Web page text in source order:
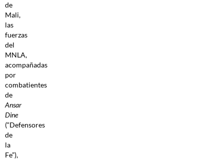
de
Mali,
las
fuerzas
del
MNLA,
acompañadas
por
combatientes
de
Ansar
Dine
(“Defensores
de
la
Fe”),